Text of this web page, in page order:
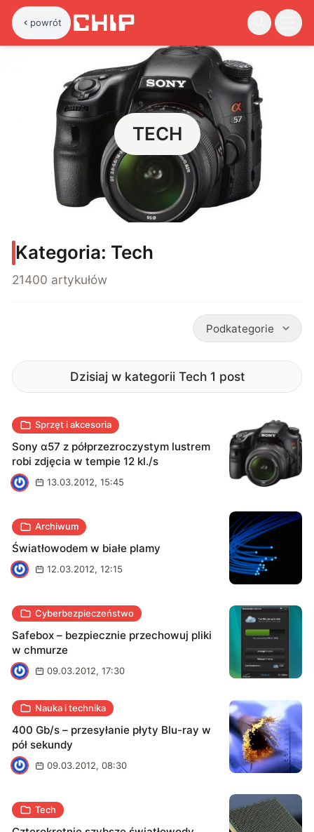
powrót
TECH
Kategoria: Tech
21400 artykułów
Podkategorie
Dzisiaj w kategorii Tech 1 post
Sprzęt i akcesoria
Sony α57 z półprzezroczystym lustrem
robi zdjęcia w tempie 12 kl./s
A
13.03.2012, 15:45
Archiwum
Światłowodem w białe plamy
A
12.03.2012, 12:15
Cyberbezpieczeństwo
Safebox – bezpiecznie przechowuj pliki
w chmurze
A
09.03.2012, 17:30
Nauka i technika
400 Gb/s – przesyłanie płyty Blu-ray w
pół sekundy
A
09.03.2012, 08:30
Tech